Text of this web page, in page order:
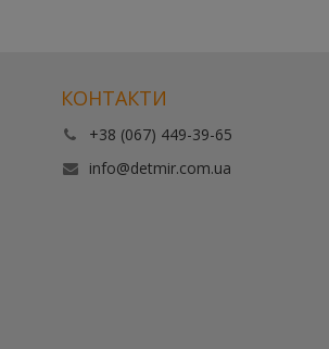
КОНТАКТИ
+38 (067) 449-39-65
info@detmir.com.ua